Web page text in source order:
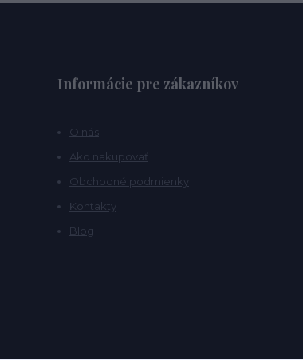
Informácie pre zákazníkov
O nás
Ako nakupovať
Obchodné podmienky
Kontakty
Blog